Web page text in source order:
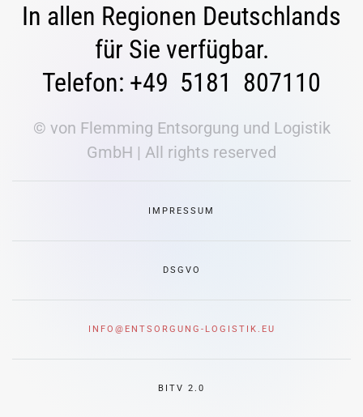
In allen Regionen Deutschlands
für Sie verfügbar.
Telefon: +49 5181 807110
© von Flemming Entsorgung und Logistik
GmbH | All rights reserved
IMPRESSUM
DSGVO
INFO@ENTSORGUNG-LOGISTIK.EU
BITV 2.0